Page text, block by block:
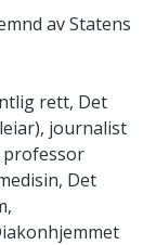
av Statens
rett, Det
journalist
professor
Det